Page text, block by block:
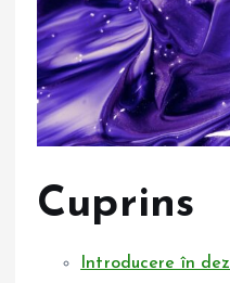
Cuprins
Introducere în